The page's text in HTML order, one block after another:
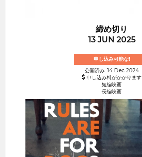
締め切り
13 JUN 2025
申し込み可能な!
公開済み: 14 Dec 2024
申し込み料がかかります
短編映画
長編映画